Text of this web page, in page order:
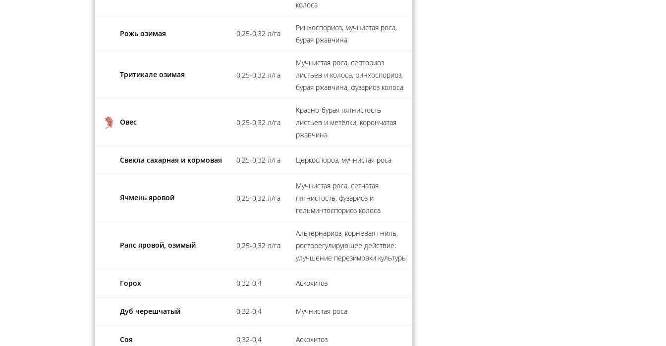
колоса
Рожь озимая 0,25-0,32 л/га
Ринхоспориоз, мучнистая роса,
бурая ржавчина
Тритикале озимая 0,25-0,32 л/га
Мучнистая роса, септориоз
листьев и колоса, ринхоспориоз,
бурая ржавчина, фузариоз колоса
Овес 0,25-0,32 л/га
Красно-бурая пятнистость
листьев и метёлки, корончатая
ржавчина
Свекла сахарная и кормовая 0,25-0,32 л/га Церкоспороз, мучнистая роса
Ячмень яровой 0,25-0,32 л/га
Мучнистая роса, сетчатая
пятнистость, фузариоз и
гельминтоспориоз колоса
Рапс яровой, озимый 0,25-0,32 л/га
Альтернариоз, корневая гниль,
росторегулирующее действие:
улучшение перезимовки культуры
Горох 0,32-0,4 Аскохитоз
Дуб черешчатый 0,32-0,4 Мучнистая роса
Соя 0,32-0,4 Аскохитоз